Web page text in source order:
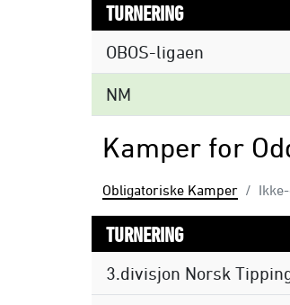
TURNERING
OBOS-ligaen
NM
Kamper for
Obligatoriske Kamper
TURNERING
3.divisjon Norsk